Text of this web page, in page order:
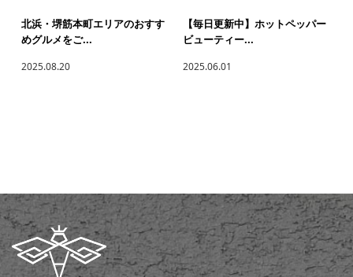
北浜・堺筋本町エリアのおすす
めグルメをご...
2025.08.20
【毎日更新中】ホットペッパー
ビューティー...
2025.06.01